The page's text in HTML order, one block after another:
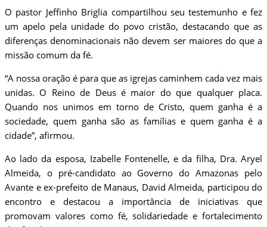
O pastor Jeffinho Briglia compartilhou seu testemunho e fez
um apelo pela unidade do povo cristão, destacando que as
diferenças denominacionais não devem ser maiores do que a
missão comum da fé.
“A nossa oração é para que as igrejas caminhem cada vez mais
unidas. O Reino de Deus é maior do que qualquer placa.
Quando nos unimos em torno de Cristo, quem ganha é a
sociedade, quem ganha são as famílias e quem ganha é a
cidade”, afirmou.
Ao lado da esposa, Izabelle Fontenelle, e da filha, Dra. Aryel
Almeida, o pré-candidato ao Governo do Amazonas pelo
Avante e ex-prefeito de Manaus, David Almeida, participou do
encontro e destacou a importância de iniciativas que
promovam valores como fé, solidariedade e fortalecimento